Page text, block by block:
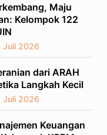
Maju
Kelompok 122
Juli 2026
dari ARAH
Langkah Kecil
Juli 2026
Keuangan